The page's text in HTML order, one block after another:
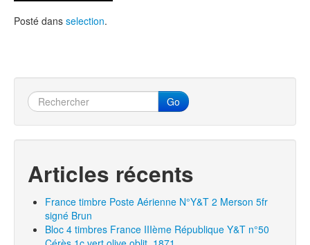
Posté dans selection.
Go
Articles récents
France timbre Poste Aérienne N°Y&T 2 Merson 5fr
signé Brun
Bloc 4 timbres France IIIème République Y&T n°50